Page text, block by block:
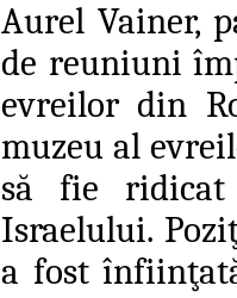
Aurel Vainer,
de reuniuni
evreilor din
muzeu al
să fie ridicat
Israelului.
a fost